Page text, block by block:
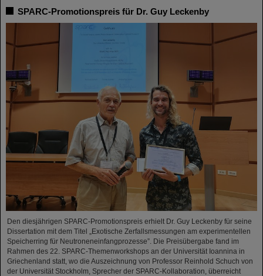
SPARC-Promotionspreis für Dr. Guy Leckenby
Den diesjährigen SPARC-Promotionspreis erhielt Dr. Guy Leckenby für seine
Dissertation mit dem Titel „Exotische Zerfallsmessungen am experimentellen
Speicherring für Neutroneneinfangprozesse”. Die Preisübergabe fand im
Rahmen des 22. SPARC-Themenworkshops an der Universität Ioannina in
Griechenland statt, wo die Auszeichnung von Professor Reinhold Schuch von
der Universität Stockholm, Sprecher der SPARC-Kollaboration, überreicht